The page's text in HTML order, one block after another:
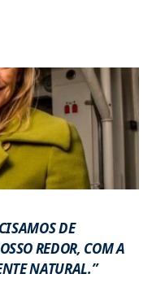
DE
REDOR, COM A
NATURAL.”